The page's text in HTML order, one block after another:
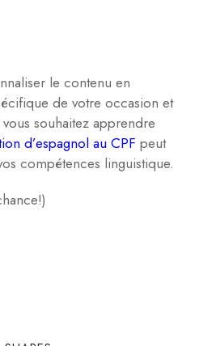
le contenu en
de votre occasion et
souhaitez apprendre
d’espagnol au CPF peut
compétences linguistique.